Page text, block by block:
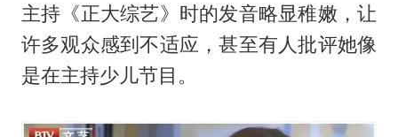
主持《正大综艺》时的发音略显稚嫩，让
许多观众感到不适应，甚至有人批评她像
是在主持少儿节目。